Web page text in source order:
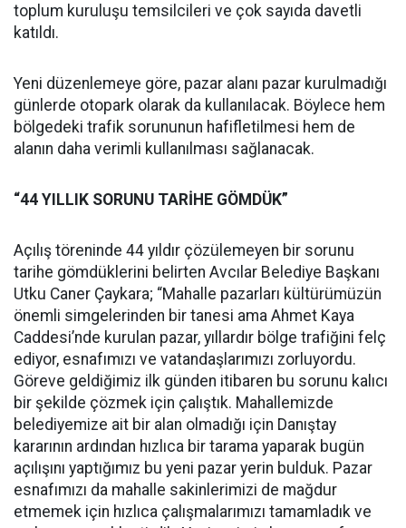
toplum kuruluşu temsilcileri ve çok sayıda davetli
katıldı.
Yeni düzenlemeye göre, pazar alanı pazar kurulmadığı
günlerde otopark olarak da kullanılacak. Böylece hem
bölgedeki trafik sorununun hafifletilmesi hem de
alanın daha verimli kullanılması sağlanacak.
“44 YILLIK SORUNU TARİHE GÖMDÜK”
Açılış töreninde 44 yıldır çözülemeyen bir sorunu
tarihe gömdüklerini belirten Avcılar Belediye Başkanı
Utku Caner Çaykara; “Mahalle pazarları kültürümüzün
önemli simgelerinden bir tanesi ama Ahmet Kaya
Caddesi’nde kurulan pazar, yıllardır bölge trafiğini felç
ediyor, esnafımızı ve vatandaşlarımızı zorluyordu.
Göreve geldiğimiz ilk günden itibaren bu sorunu kalıcı
bir şekilde çözmek için çalıştık. Mahallemizde
belediyemize ait bir alan olmadığı için Danıştay
kararının ardından hızlıca bir tarama yaparak bugün
açılışını yaptığımız bu yeni pazar yerin bulduk. Pazar
esnafımızı da mahalle sakinlerimizi de mağdur
etmemek için hızlıca çalışmalarımızı tamamladık ve